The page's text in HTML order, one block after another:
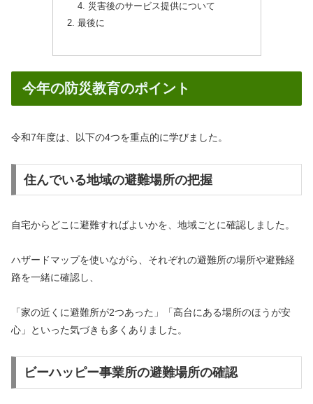
災害後のサービス提供について
最後に
今年の防災教育のポイント
令和7年度は、以下の4つを重点的に学びました。
住んでいる地域の避難場所の把握
自宅からどこに避難すればよいかを、地域ごとに確認しました。
ハザードマップを使いながら、それぞれの避難所の場所や避難経
路を一緒に確認し、
「家の近くに避難所が2つあった」「高台にある場所のほうが安
心」といった気づきも多くありました。
ビーハッピー事業所の避難場所の確認